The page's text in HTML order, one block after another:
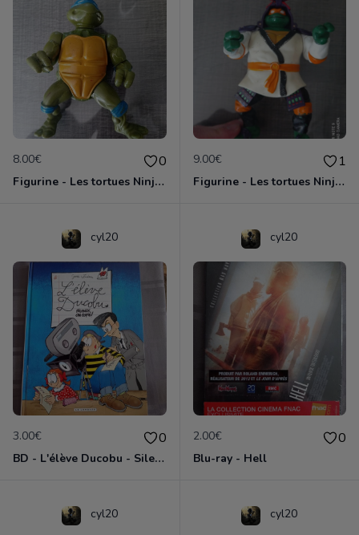
8.00€ 0
Figurine - Les tortues Ninja - Leonardo
9.00€ 1
Figurine - Les tortues Ninja - Michelangelo
cyl20
3.00€ 0
BD - L'élève Ducobu - Silence, on copie
cyl20
2.00€ 0
Blu-ray - Hell
cyl20 cyl20